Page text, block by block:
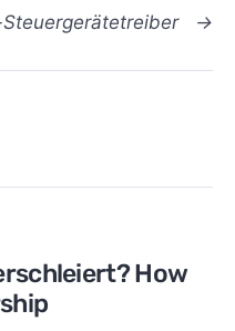
→
How